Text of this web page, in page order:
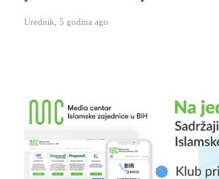
Urednik 5 godina ago